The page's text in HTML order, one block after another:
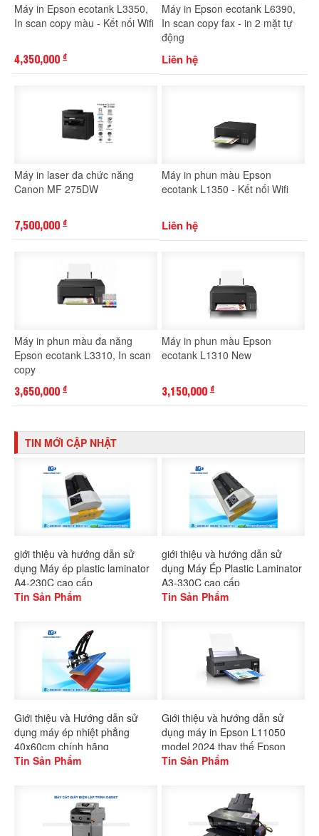
Máy in Epson ecotank L3350,
In scan copy màu - Kết nối Wifi
4,350,000 đ
Máy in Epson ecotank L6390,
In scan copy fax - in 2 mặt tự
động
Liên hệ
Máy in laser đa chức năng
Canon MF 275DW
7,500,000 đ
Máy in phun màu Epson
ecotank L1350 - Kết nối Wifi
Liên hệ
Máy in phun màu đa năng
Epson ecotank L3310, In scan
copy
3,650,000 đ
Máy in phun màu Epson
ecotank L1310 New
3,150,000 đ
TIN MỚI CẬP NHẬT
giới thiệu và hướng dẫn sử
dụng Máy ép plastic laminator
A4-230C cao cấp
Tin Sản Phẩm
giới thiệu và hướng dẫn sử
dụng Máy Ép Plastic Laminator
A3-330C cao cấp
Tin Sản Phẩm
Giới thiệu và Hướng dẫn sử
dụng máy ép nhiệt phẳng
40x60cm chính hãng
Gaoshang
Tin Sản Phẩm
Giới thiệu và hướng dẫn sử
dụng máy in Epson L11050
model 2024 thay thế Epson
L1300
Tin Sản Phẩm